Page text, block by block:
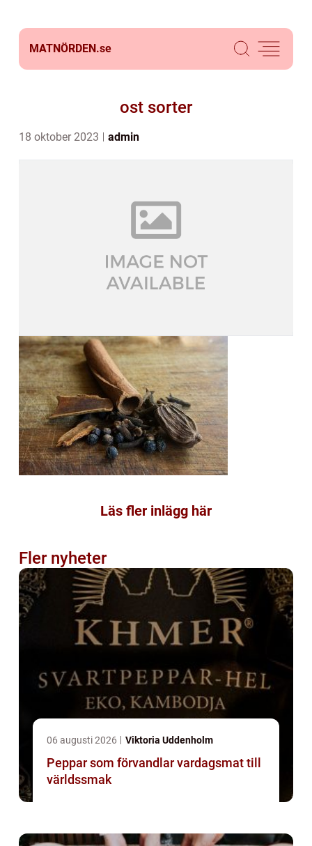
MATNÖRDEN.se
ost sorter
18 oktober 2023 admin
Läs fler inlägg här
Fler nyheter
06 augusti 2026 Viktoria Uddenholm
Peppar som förvandlar vardagsmat till
världssmak